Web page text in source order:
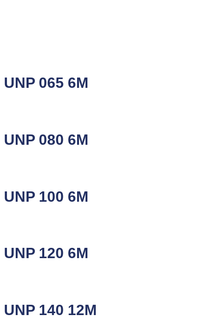
UNP 065 6M
UNP 080 6M
UNP 100 6M
UNP 120 6M
UNP 140 12M